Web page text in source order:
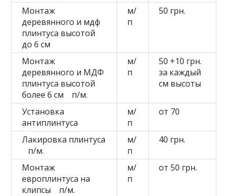
Монтаж
деревянного и мдф
плинтуса высотой
до 6 см
м/
п
50 грн.
Монтаж
деревянного и МДФ
плинтуса высотой
более 6 см п/м.
м/
п
50 +10 грн.
за каждый
см высоты
Установка
антиплинтуса
м/
п
от 70
Лакировка плинтуса
п/м.
м/
п
40 грн.
Монтаж
европлинтуса на
клипсы п/м.
м/
п
от 50 грн.